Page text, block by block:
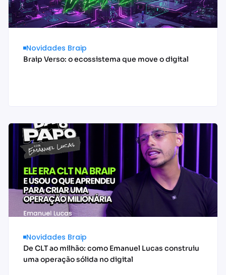
Novidades Braip
Braip Verso: o ecossistema que move o digital
Acessar conteúdo
Novidades Braip
De CLT ao milhão: como Emanuel Lucas construiu
uma operação sólida no digital